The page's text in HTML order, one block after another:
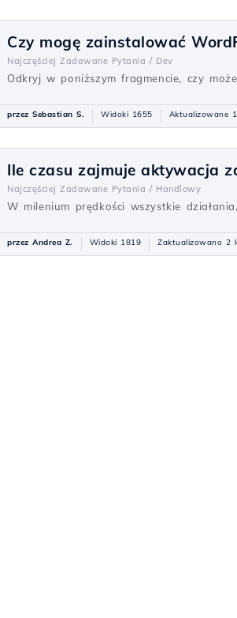
Czy mogę zainstalować
Najczęściej Zadawane Pytania / Dev
Odkryj w poniższym fragmencie, czy
przez Sebastian S. Widoki 1655 Aktualizowane
Ile czasu zajmuje aktywacja
Najczęściej Zadawane Pytania / Handlowy
W milenium prędkości wszystkie
przez Andrea Z. Widoki 1819 Zaktualizowano 2